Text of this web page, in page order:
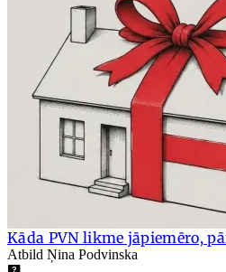
Kāda PVN likme jāpiemēro,
Atbild Ņina Podvinska